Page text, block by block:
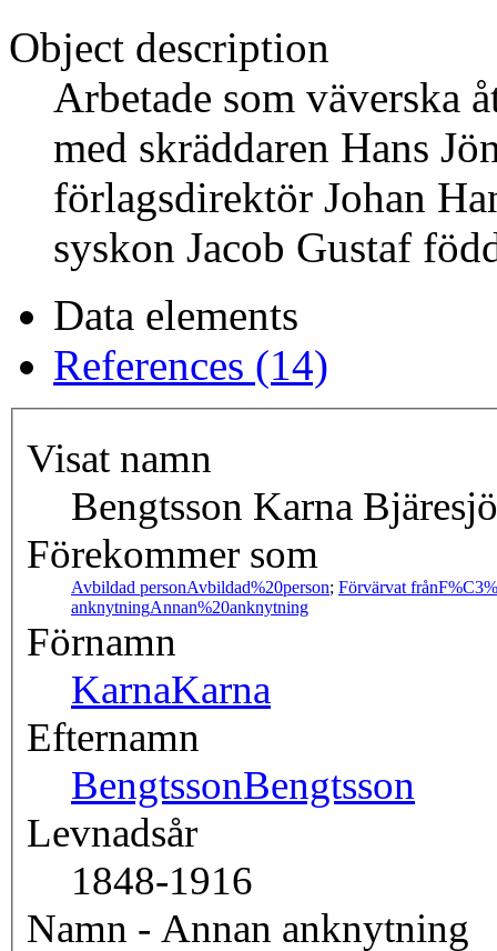
Object description
Arbetade som väverska
med skräddaren Hans
förlagsdirektör Johan
syskon Jacob Gustaf
Data elements
References (14)
Visat namn
Bengtsson Karna
Förekommer som
Avbildad personAvbildad%20person; Förvärvat från
anknytningAnnan%20anknytning
Förnamn
KarnaKarna
Efternamn
BengtssonBengtsson
Levnadsår
1848-1916
Namn - Annan anknytning